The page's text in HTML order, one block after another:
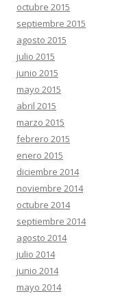
octubre 2015
septiembre 2015
agosto 2015
julio 2015
junio 2015
mayo 2015
abril 2015
marzo 2015
febrero 2015
enero 2015
diciembre 2014
noviembre 2014
octubre 2014
septiembre 2014
agosto 2014
julio 2014
junio 2014
mayo 2014